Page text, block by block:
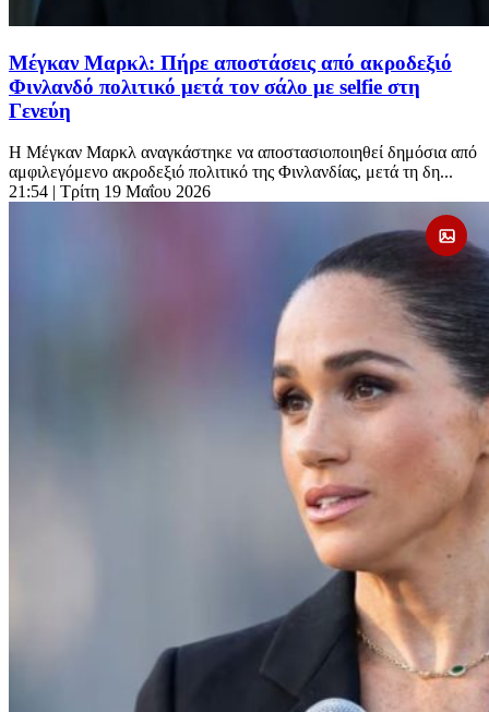
Μέγκαν Μαρκλ: Πήρε αποστάσεις από ακροδεξιό
Φινλανδό πολιτικό μετά τον σάλο με selfie στη
Γενεύη
Η Μέγκαν Μαρκλ αναγκάστηκε να αποστασιοποιηθεί δημόσια από
αμφιλεγόμενο ακροδεξιό πολιτικό της Φινλανδίας, μετά τη δη...
21:54 | Τρίτη 19 Μαΐου 2026